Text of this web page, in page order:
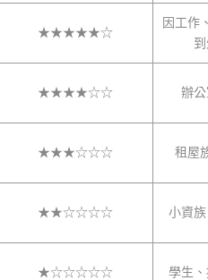
★★★★★☆
因工作
★★★★☆☆ 辦
★★★☆☆☆ 租屋
★★☆☆☆☆ 小資
★☆☆☆☆☆ 學生